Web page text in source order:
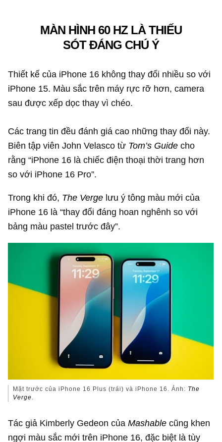
MÀN HÌNH 60 HZ LÀ THIẾU
SÓT ĐÁNG CHÚ Ý
Thiết kế của iPhone 16 không thay đổi nhiều so với
iPhone 15. Màu sắc trên máy rực rỡ hơn, camera
sau được xếp dọc thay vì chéo.
Các trang tin đều đánh giá cao những thay đổi này.
Biên tập viên John Velasco từ Tom’s Guide cho
rằng “iPhone 16 là chiếc điện thoại thời trang hơn
so với iPhone 16 Pro”.
Trong khi đó, The Verge lưu ý tông màu mới của
iPhone 16 là “thay đổi đáng hoan nghênh so với
bảng màu pastel trước đây”.
Mặt trước của iPhone 16 Plus (trái) và iPhone 16. Ảnh: The
Verge
Tác giả Kimberly Gedeon củaMashable cũng khen
ngợi màu sắc mới trên iPhone 16, đặc biệt là tùy